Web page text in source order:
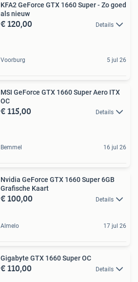
KFA2 GeForce GTX 1660 Super - Zo goed
als nieuw
€ 120,00 Details
Voorburg 5 jul 26
MSI GeForce GTX 1660 Super Aero ITX
OC
€ 115,00 Details
Bemmel 16 jul 26
Nvidia GeForce GTX 1660 Super 6GB
Grafische Kaart
€ 100,00 Details
Almelo 17 jul 26
Gigabyte GTX 1660 Super OC
€ 110,00 Details